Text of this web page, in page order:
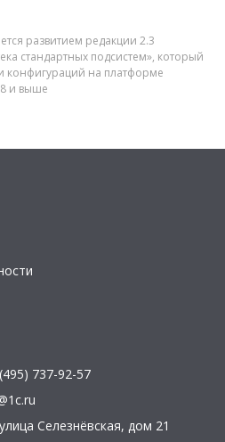
развитием редакции 2.3
стандартных подсистем», который
конфигураций на платформе
и выше
737-92-57
улица Селезнёвская, дом 21